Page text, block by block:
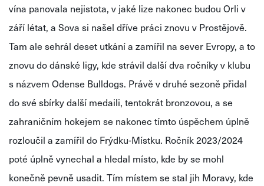
vína panovala nejistota, v jaké lize nakonec budou Orli v
září létat, a Sova si našel dříve práci znovu v Prostějově.
Tam ale sehrál deset utkání a zamířil na sever Evropy, a to
znovu do dánské ligy, kde strávil další dva ročníky v klubu
s názvem Odense Bulldogs. Právě v druhé sezoně přidal
do své sbírky další medaili, tentokrát bronzovou, a se
zahraničním hokejem se nakonec tímto úspěchem úplně
rozloučil a zamířil do Frýdku-Místku. Ročník 2023/2024
poté úplně vynechal a hledal místo, kde by se mohl
konečně pevně usadit. Tím místem se stal jih Moravy, kde